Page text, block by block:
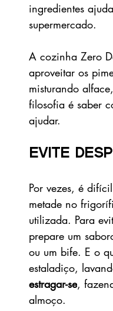
ingredientes
supermercado.​
A cozinha Zero
aproveitar os
misturando
filosofia é saber
ajudar.
Evite
Por vezes, é
metade no
utilizada. Para
prepare um
ou um bife. ​E o
estaladiço,
estragar-se,
almoço.